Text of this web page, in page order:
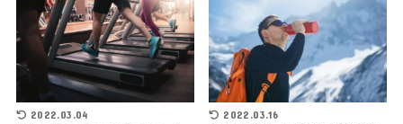
2022.03.04 2022.03.16